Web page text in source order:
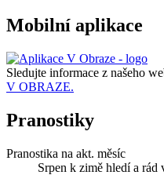
Mobilní aplikace
Sledujte informace z našeho
V OBRAZE.
Pranostiky
Pranostika na akt. měsíc
Srpen k zimě hledí a rád